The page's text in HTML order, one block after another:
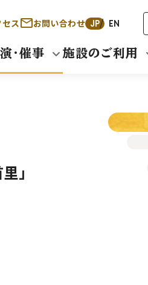
ス お問い合わせ JP EN
・催事 施設のご利用
」